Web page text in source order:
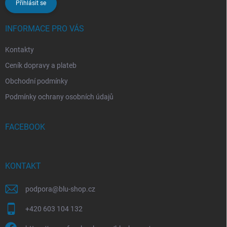
Přihlásit se
INFORMACE PRO VÁS
Kontakty
Ceník dopravy a plateb
Obchodní podmínky
Podmínky ochrany osobních údajů
FACEBOOK
KONTAKT
podpora@blu-shop.cz
+420 603 104 132